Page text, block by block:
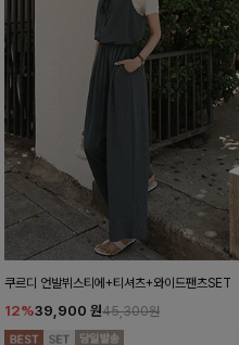
쿠르디 언발뷔스티에+티셔츠+와이드팬츠SET
12%39,900 원45,300원